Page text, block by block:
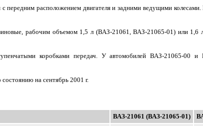
расположением двигателя и задними ведущими
рабочим объемом 1,5 л (ВАЗ-21061, ВАЗ-21065-01) или
коробками передач. У автомобилей ВАЗ-21065-00 и
на сентябрь 2001 г.
ВАЗ-21061 (ВАЗ-21065-01)